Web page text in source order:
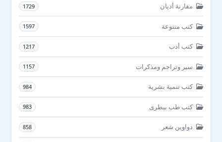
مقارنة أديان 1729
كتب متنوعة 1597
كتب أدب 1217
سير وتراجم ومذكرات 1157
كتب تنمية بشرية 984
كتب طب بيطرى 983
دواوين شعر 858